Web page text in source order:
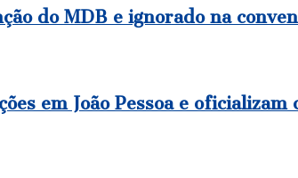
do MDB e ignorado na
em João Pessoa e